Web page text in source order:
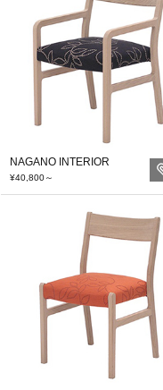
NAGANO INTERIOR
¥40,800～